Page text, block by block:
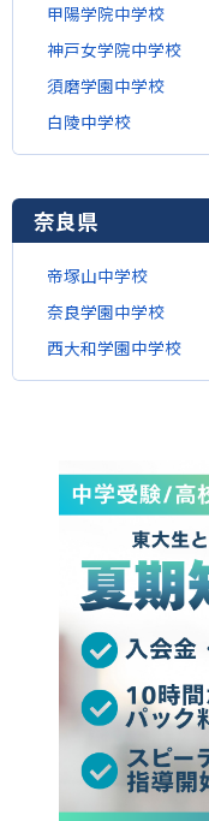
甲陽学院中学校
神戸女学院中学校
須磨学園中学校
白陵中学校
奈良県
帝塚山中学校
奈良学園中学校
西大和学園中学校